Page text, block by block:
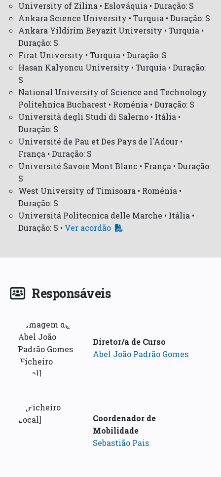
University of Zilina • Eslováquia • Duração: S
Ankara Science University • Turquia • Duração: S
Ankara Yildirim Beyazit University • Turquia •
Duração: S
Firat University • Turquia • Duração: S
Hasan Kalyoncu University • Turquia • Duração:
S
National University of Science and Technology
Politehnica Bucharest • Roménia • Duração: S
Università degli Studi di Salerno • Itália •
Duração: S
Université de Pau et Des Pays de l'Adour •
França • Duração: S
Université Savoie Mont Blanc • França • Duração:
S
West University of Timisoara • Roménia •
Duração: S
Universitá Politecnica delle Marche • Itália •
Duração: S • Ver acordão
Responsáveis
Diretor/a de Curso
Abel João Padrão Gomes
Coordenador de
Mobilidade
Sebastião Pais